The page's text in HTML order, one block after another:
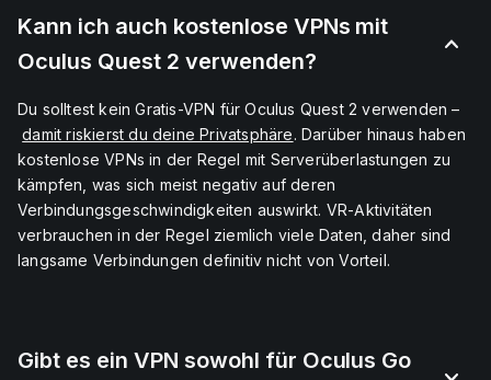
Kann ich auch kostenlose VPNs mit
Oculus Quest 2 verwenden?
Du solltest kein Gratis-VPN für Oculus Quest 2 verwenden –
damit riskierst du deine Privatsphäre. Darüber hinaus haben
kostenlose VPNs in der Regel mit Serverüberlastungen zu
kämpfen, was sich meist negativ auf deren
Verbindungsgeschwindigkeiten auswirkt. VR-Aktivitäten
verbrauchen in der Regel ziemlich viele Daten, daher sind
langsame Verbindungen definitiv nicht von Vorteil.
Gibt es ein VPN sowohl für Oculus Go